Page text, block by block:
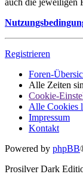
auch die jeweiligen
Registrieren
Foren-
Alle Zeiten
Cookie-
Alle Cookies
Impressum
Kontakt
Powered by phpBB
Prosilver Dark